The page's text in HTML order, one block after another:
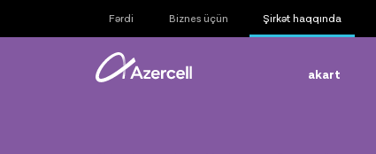
Fərdi Biznes üçün Şirkət haqqında
akart